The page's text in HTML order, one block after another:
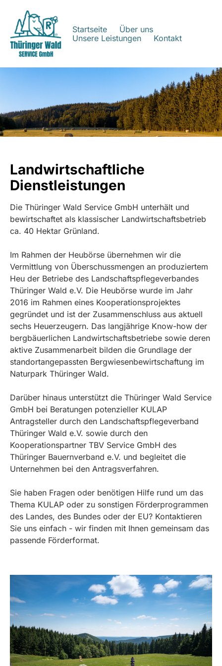
Startseite
Über uns
Unsere Leistungen
Kontakt
Landwirtschaftliche
Dienstleistungen
Die Thüringer Wald Service GmbH unterhält und
bewirtschaftet als klassischer Landwirtschaftsbetrieb
ca. 40 Hektar Grünland.
Im Rahmen der Heubörse übernehmen wir die
Vermittlung von Überschussmengen an produziertem
Heu der Betriebe des Landschaftspflegeverbandes
Thüringer Wald e.V. Die Heubörse wurde im Jahr
2016 im Rahmen eines Kooperationsprojektes
gegründet und ist der Zusammenschluss aus aktuell
sechs Heuerzeugern. Das langjährige Know-how der
bergbäuerlichen Landwirtschaftsbetriebe sowie deren
aktive Zusammenarbeit bilden die Grundlage der
standortangepassten Bergwiesenbewirtschaftung im
Naturpark Thüringer Wald.
Darüber hinaus unterstützt die Thüringer Wald Service
GmbH bei Beratungen potenzieller KULAP
Antragsteller durch den Landschaftspflegeverband
Thüringer Wald e.V. sowie durch den
Kooperationspartner TBV Service GmbH des
Thüringer Bauernverband e.V. und begleitet die
Unternehmen bei den Antragsverfahren.
Sie haben Fragen oder benötigen Hilfe rund um das
Thema KULAP oder zu sonstigen Förderprogrammen
des Landes, des Bundes oder der EU? Kontaktieren
Sie uns einfach - wir finden mit Ihnen gemeinsam das
passende Förderformat.